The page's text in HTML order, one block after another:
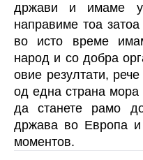
држави и имаме
направиме тоа
во исто време
народ и со добра
овие резултати,
од една страна мора
да станете рамо
држава во Европа и
моментов.